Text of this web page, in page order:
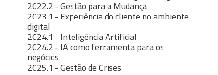
2022.2 - Gestão para a Mudança
2023.1 - Experiência do cliente no ambiente
digital
2024.1 - Inteligência Artificial
2024.2 - IA como ferramenta para os
negócios
2025.1 - Gestão de Crises